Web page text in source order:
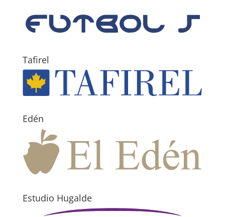
Tafirel
Edén
Estudio Hugalde